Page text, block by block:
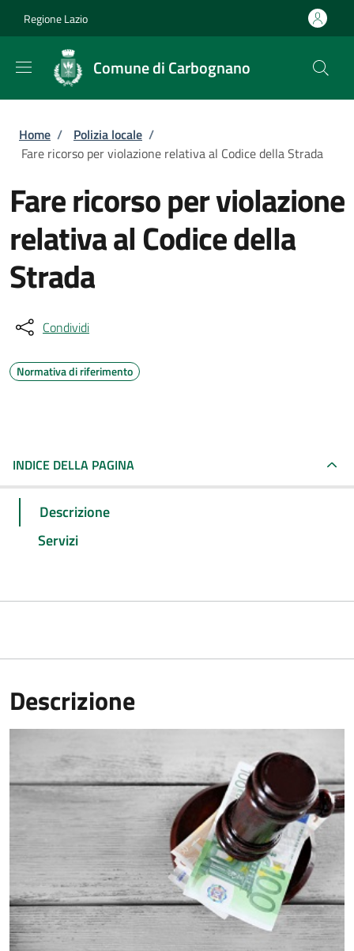
Regione Lazio
Comune di Carbognano
Briciole di pane
Home / Polizia locale /
Fare ricorso per violazione relativa al Codice della Strada
Fare ricorso per violazione
relativa al Codice della
Strada
Condividi
Normativa di riferimento
INDICE DELLA PAGINA
Descrizione
Servizi
Descrizione